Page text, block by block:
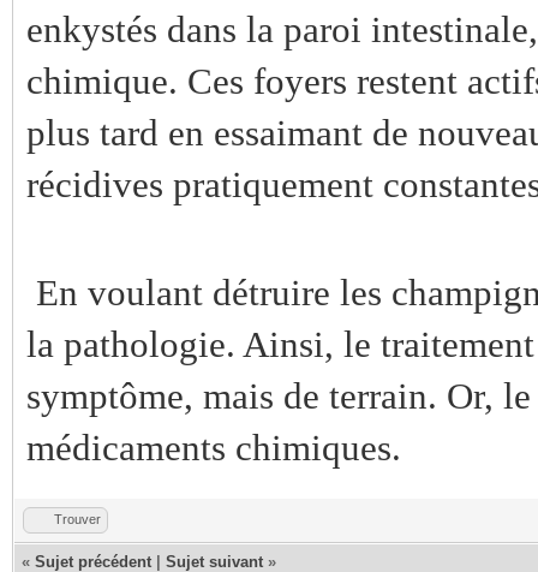
enkystés dans la paroi
chimique. Ces foyers restent
plus tard en essaimant de
récidives pratiquement
En voulant détruire les
la pathologie. Ainsi, le
symptôme, mais de terrain. Or,
médicaments chimiques.
Trouver
« Sujet précédent Sujet suivant »